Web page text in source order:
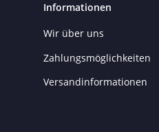
Informationen
Wir über uns
Zahlungsmöglichkeiten
Versandinformationen